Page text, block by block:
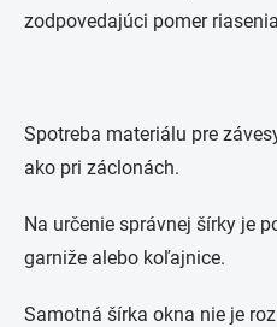
zodpovedajúci pomer
Spotreba materiálu pre
ako pri záclonách.
Na určenie správnej šírky je
garniže alebo koľajnice.
Samotná šírka okna nie je